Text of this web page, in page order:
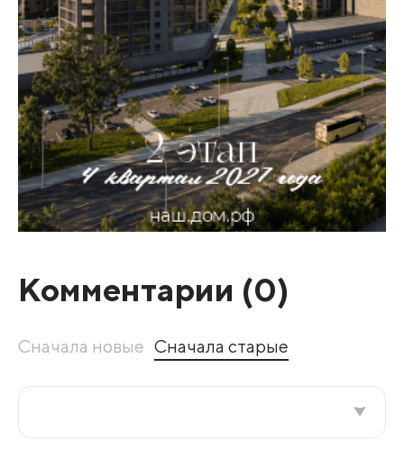
Комментарии (0)
Сначала новые Сначала старые